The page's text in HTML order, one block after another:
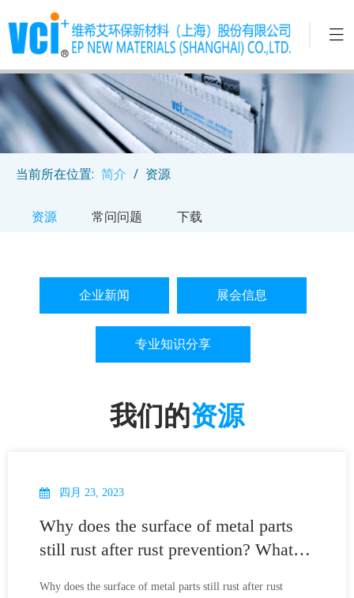
当前所在位置: 简介 / 资源
资源 常问问题 下载
企业新闻 展会信息
专业知识分享
我们的资源
四月 23, 2023
Why does the surface of metal parts
still rust after rust prevention? What
Why does the surface of metal parts still rust after rust